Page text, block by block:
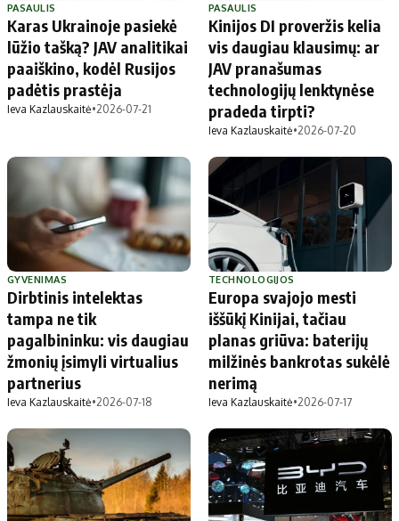
PASAULIS
Karas Ukrainoje pasiekė
lūžio tašką? JAV analitikai
paaiškino, kodėl Rusijos
padėtis prastėja
Ieva Kazlauskaitė•2026-07-21
PASAULIS
Kinijos DI proveržis kelia
vis daugiau klausimų: ar
JAV pranašumas
technologijų lenktynėse
pradeda tirpti?
Ieva Kazlauskaitė•2026-07-20
GYVENIMAS
Dirbtinis intelektas
tampa ne tik
pagalbininku: vis daugiau
žmonių įsimyli virtualius
partnerius
Ieva Kazlauskaitė•2026-07-18
TECHNOLOGIJOS
Europa svajojo mesti
iššūkį Kinijai, tačiau
planas griūva: baterijų
milžinės bankrotas sukėlė
nerimą
Ieva Kazlauskaitė•2026-07-17